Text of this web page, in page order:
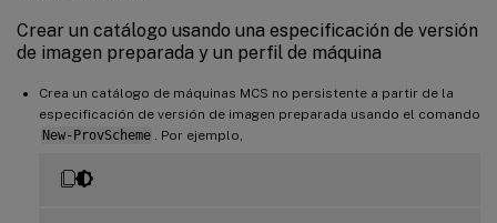
Crear un catálogo usando una especificación de versión
de imagen preparada y un perfil de máquina
Crea un catálogo de máquinas MCS no persistente a partir de la
especificación de versión de imagen preparada usando el comando
New-ProvScheme
. Por ejemplo,